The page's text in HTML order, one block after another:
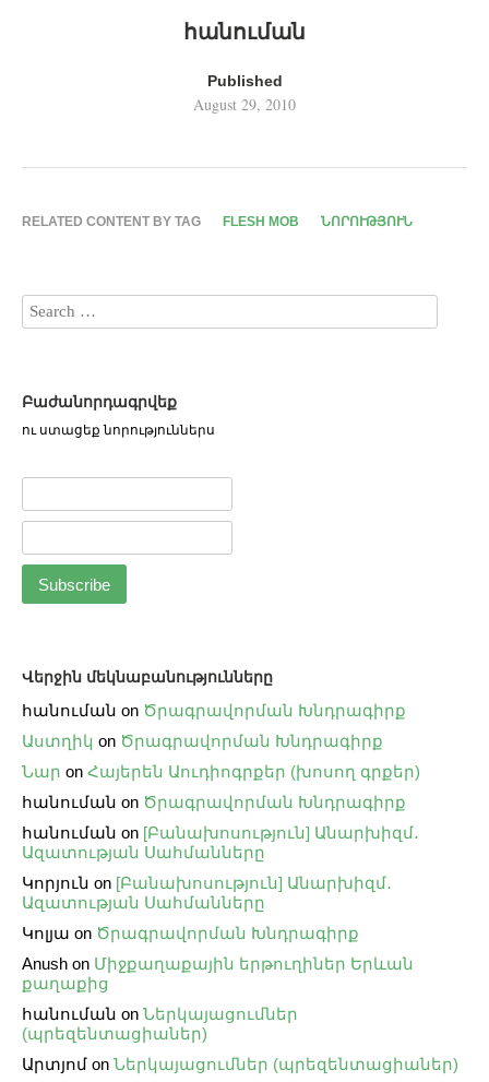
հանուման
Published
August 29, 2010
RELATED CONTENT BY TAG FLESH MOB ՆՈՐՈՒԹՅՈՒՆ
Բաժանորդագրվեք
ու ստացեք նորություններս
Վերջին մեկնաբանությունները
հանուման on Ծրագրավորման Խնդրագիրք
Աստղիկ on Ծրագրավորման Խնդրագիրք
Նար on Հայերեն Աուդիոգրքեր (խոսող գրքեր)
հանուման on Ծրագրավորման Խնդրագիրք
հանուման on [Բանախոսություն] Անարխիզմ․
Ազատության Սահմանները
Կորյուն on [Բանախոսություն] Անարխիզմ․
Ազատության Սահմանները
Կոլյա on Ծրագրավորման Խնդրագիրք
Anush on Միջքաղաքային երթուղիներ Երևան
քաղաքից
հանուման on Ներկայացումներ
(պրեզենտացիաներ)
Արտյոմ on Ներկայացումներ (պրեզենտացիաներ)